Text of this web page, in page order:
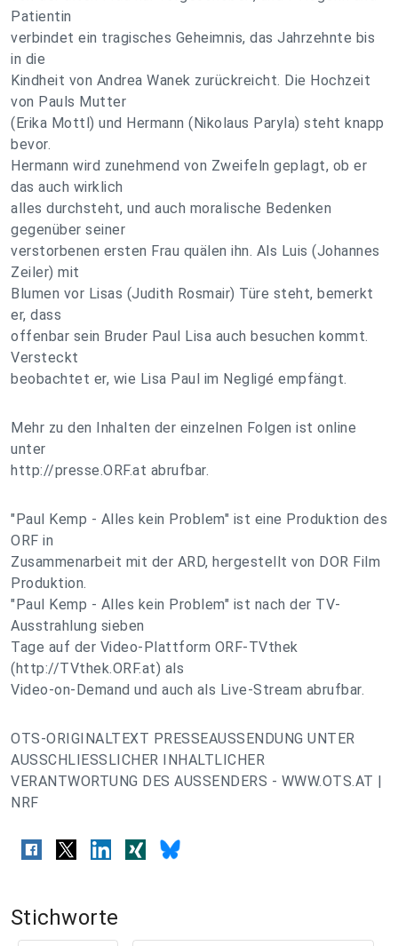
Patientin
verbindet ein tragisches Geheimnis, das Jahrzehnte bis
in die
Kindheit von Andrea Wanek zurückreicht. Die Hochzeit
von Pauls Mutter
(Erika Mottl) und Hermann (Nikolaus Paryla) steht knapp
bevor.
Hermann wird zunehmend von Zweifeln geplagt, ob er
das auch wirklich
alles durchsteht, und auch moralische Bedenken
gegenüber seiner
verstorbenen ersten Frau quälen ihn. Als Luis (Johannes
Zeiler) mit
Blumen vor Lisas (Judith Rosmair) Türe steht, bemerkt
er, dass
offenbar sein Bruder Paul Lisa auch besuchen kommt.
Versteckt
beobachtet er, wie Lisa Paul im Negligé empfängt.
Mehr zu den Inhalten der einzelnen Folgen ist online
unter
http://presse.ORF.at abrufbar.
"Paul Kemp - Alles kein Problem" ist eine Produktion des
ORF in
Zusammenarbeit mit der ARD, hergestellt von DOR Film
Produktion.
"Paul Kemp - Alles kein Problem" ist nach der TV-
Ausstrahlung sieben
Tage auf der Video-Plattform ORF-TVthek
(http://TVthek.ORF.at) als
Video-on-Demand und auch als Live-Stream abrufbar.
OTS-ORIGINALTEXT PRESSEAUSSENDUNG UNTER
AUSSCHLIESSLICHER INHALTLICHER
VERANTWORTUNG DES AUSSENDERS - WWW.OTS.AT |
NRF
Stichworte